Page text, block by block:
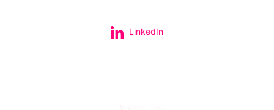
LinkedIn